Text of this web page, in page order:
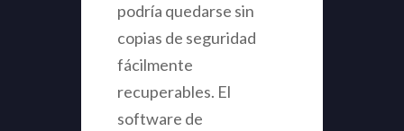
podría quedarse sin
copias de seguridad
fácilmente
recuperables. El
software de